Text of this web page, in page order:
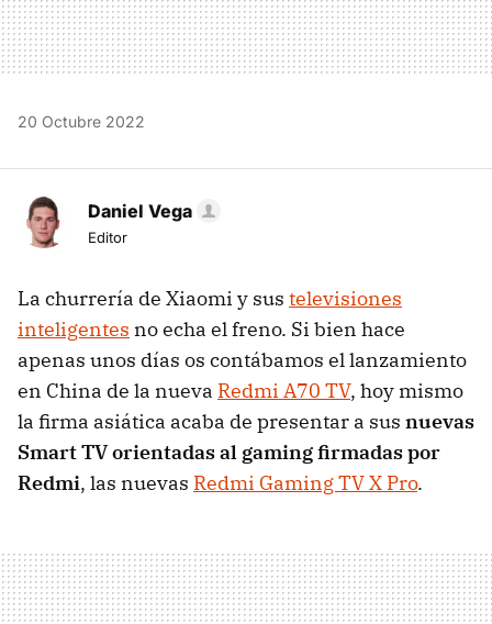
20 Octubre 2022
Daniel Vega
Editor
La churrería de Xiaomi y sus televisiones
inteligentes no echa el freno. Si bien hace
apenas unos días os contábamos el lanzamiento
en China de la nueva Redmi A70 TV, hoy mismo
la firma asiática acaba de presentar a sus nuevas
Smart TV orientadas al gaming firmadas por
Redmi, las nuevas Redmi Gaming TV X Pro.